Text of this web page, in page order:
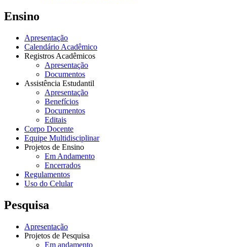
Ensino
Apresentação
Calendário Acadêmico
Registros Acadêmicos
Apresentação
Documentos
Assistência Estudantil
Apresentação
Benefícios
Documentos
Editais
Corpo Docente
Equipe Multidisciplinar
Projetos de Ensino
Em Andamento
Encerrados
Regulamentos
Uso do Celular
Pesquisa
Apresentação
Projetos de Pesquisa
Em andamento